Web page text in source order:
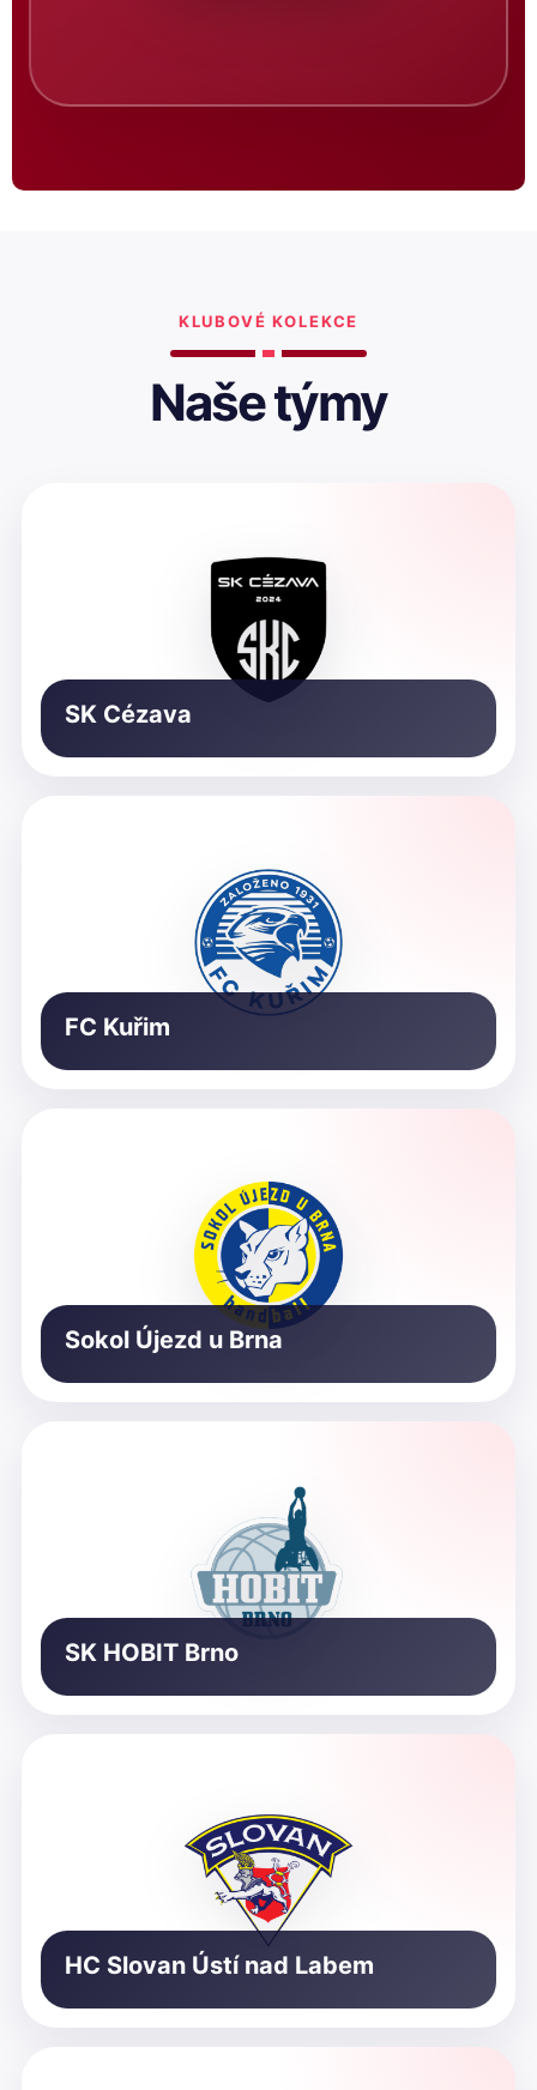
KLUBOVÉ KOLEKCE
Naše týmy
SK Cézava
FC Kuřim
Sokol Újezd u Brna
SK HOBIT Brno
HC Slovan Ústí nad Labem